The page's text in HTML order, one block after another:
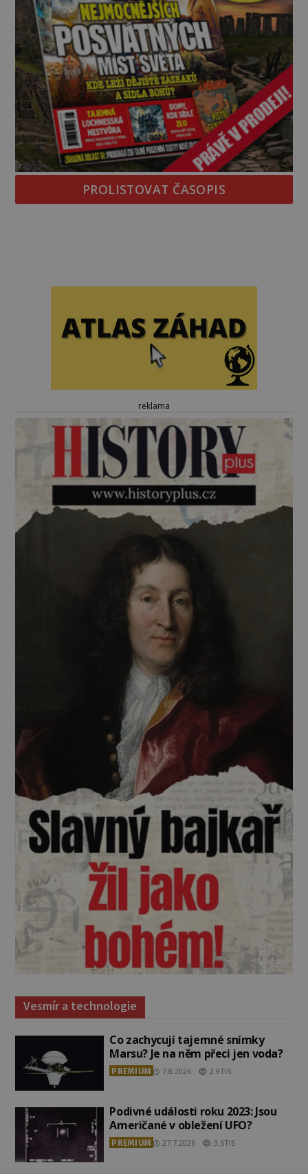
PROLISTOVAT ČASOPIS
reklama
Vesmír a technologie
Co zachycují tajemné snímky
Marsu? Je na něm přeci jen voda?
PREMIUM 7.8.2026 2.9TIS
Podivné události roku 2023: Jsou
Američané v obležení UFO?
PREMIUM 27.7.2026 3.5TIS